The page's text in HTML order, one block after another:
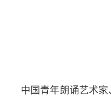
中国青年朗诵艺术